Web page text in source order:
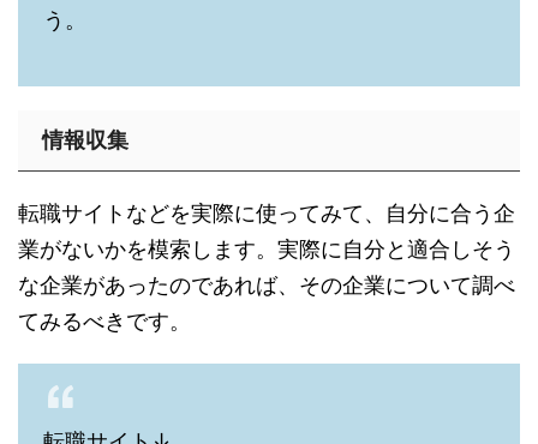
う。
情報収集
転職サイトなどを実際に使ってみて、自分に合う企
業がないかを模索します。実際に自分と適合しそう
な企業があったのであれば、その企業について調べ
てみるべきです。